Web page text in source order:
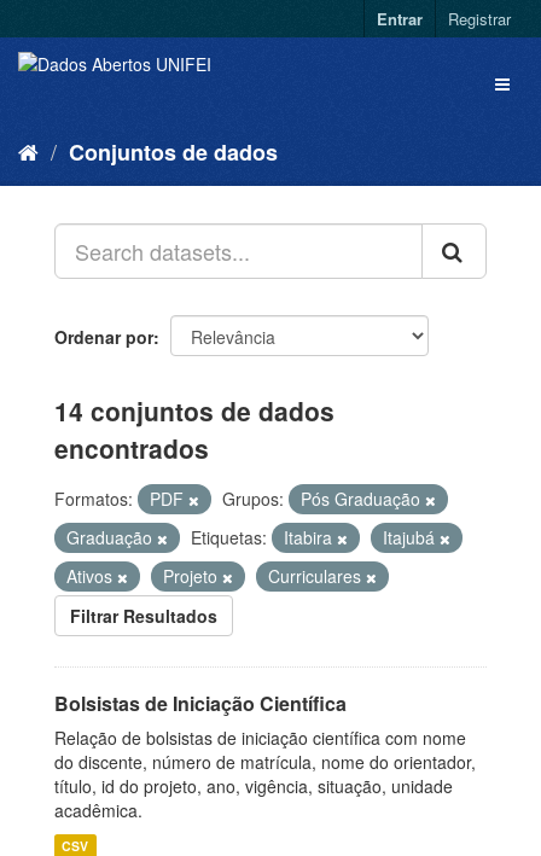
Entrar Registrar
Conjuntos de dados
Ordenar por
14 conjuntos de dados
encontrados
Formatos: PDF Grupos:
Pós Graduação
Graduação
Etiquetas: Itabira
Itajubá
Ativos
Projeto
Curriculares
Filtrar Resultados
Bolsistas de Iniciação Científica
Relação de bolsistas de iniciação científica com nome
do discente, número de matrícula, nome do orientador,
título, id do projeto, ano, vigência, situação, unidade
acadêmica.
CSV